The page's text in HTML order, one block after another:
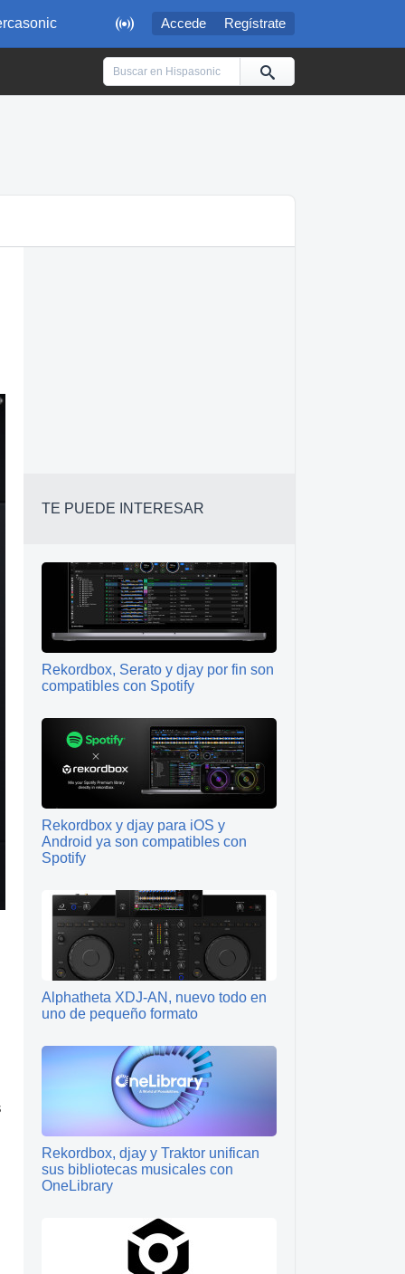
 Accede Regístrate
TE PUEDE INTERESAR
Rekordbox, Serato y djay por fin son
compatibles con Spotify
Rekordbox y djay para iOS y
Android ya son compatibles con
Spotify
Alphatheta XDJ-AN, nuevo todo en
uno de pequeño formato
Rekordbox, djay y Traktor unifican
sus bibliotecas musicales con
OneLibrary